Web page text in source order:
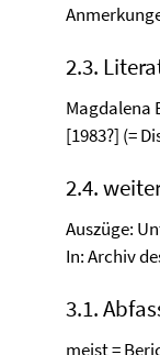
2.3.
Magdalena
[1983?] (=
2.4.
Auszüge:
In: Archiv
3.1.
meist =